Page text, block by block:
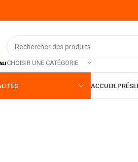
CHOISIR UNE CATÉGORIE
ACCUEIL